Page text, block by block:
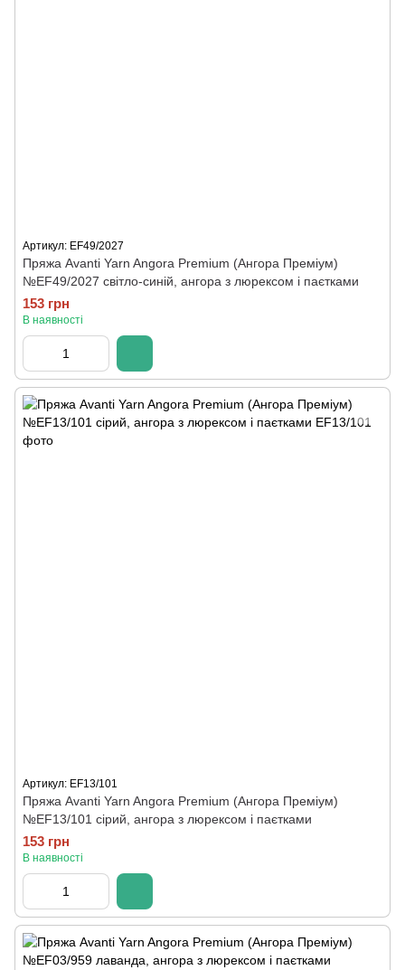
Артикул: EF49/2027
Пряжа Avanti Yarn Angora Premium (Ангора Преміум)
№EF49/2027 світло-синій, ангора з люрексом і паєтками
153 грн
В наявності
Артикул: ЕF13/101
Пряжа Avanti Yarn Angora Premium (Ангора Преміум)
№ЕF13/101 сірий, ангора з люрексом і паєтками
153 грн
В наявності